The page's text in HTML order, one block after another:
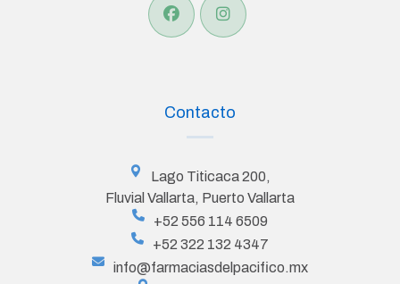
Contacto
Lago Titicaca 200,
Fluvial Vallarta, Puerto Vallarta
+52 556 114 6509
+52 322 132 4347
info@farmaciasdelpacifico.mx